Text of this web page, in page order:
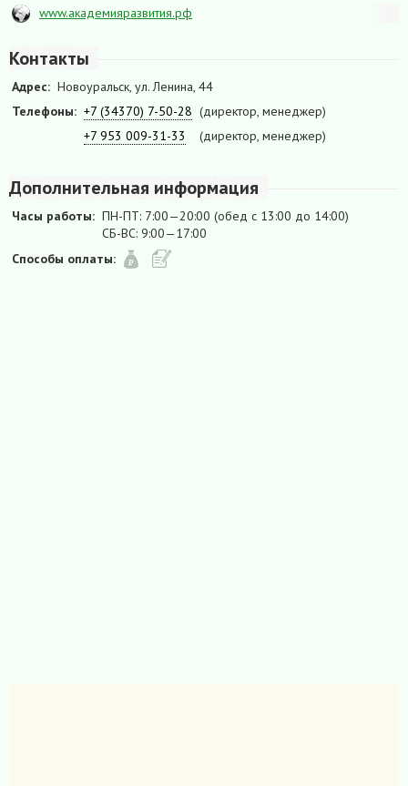
www.академияразвития.рф
Контакты
Адрес: Новоуральск, ул. Ленина, 44
Телефоны: +7 (34370) 7-50-28 (директор, менеджер)
+7 953 009-31-33
(директор, менеджер)
Дополнительная информация
Часы работы: ПН-ПТ: 7:00—20:00 (обед с 13:00 до 14:00)
СБ-ВС: 9:00—17:00
Способы оплаты: